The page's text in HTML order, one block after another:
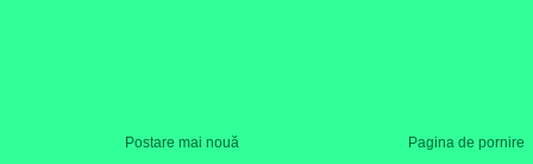
Postare mai nouă Pagina de pornire